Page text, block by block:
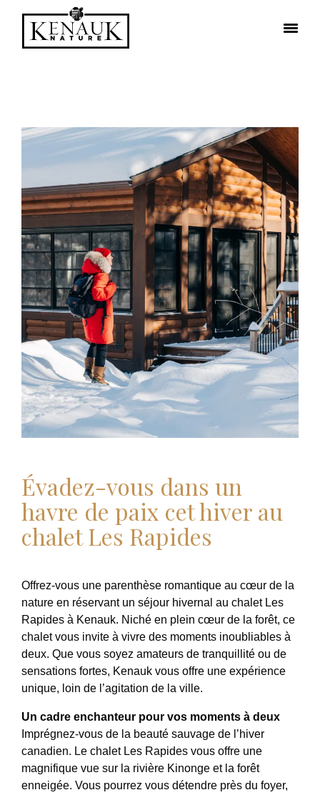
Évadez-vous dans un
havre de paix cet hiver au
chalet Les Rapides
Offrez-vous une parenthèse romantique au cœur de la
nature en réservant un séjour hivernal au chalet Les
Rapides à Kenauk. Niché en plein cœur de la forêt, ce
chalet vous invite à vivre des moments inoubliables à
deux. Que vous soyez amateurs de tranquillité ou de
sensations fortes, Kenauk vous offre une expérience
unique, loin de l’agitation de la ville.
Un cadre enchanteur pour vos moments à deux
Imprégnez-vous de la beauté sauvage de l’hiver
canadien. Le chalet Les Rapides vous offre une
magnifique vue sur la rivière Kinonge et la forêt
enneigée. Vous pourrez vous détendre près du foyer,